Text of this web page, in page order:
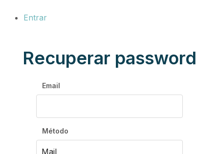
Entrar
Recuperar password
Email
Método